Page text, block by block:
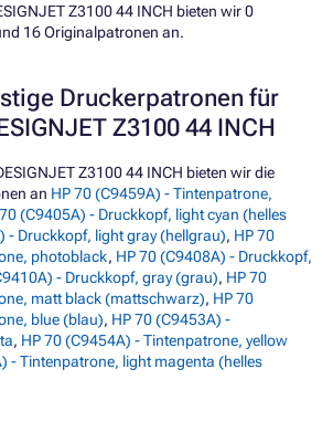
Z3100 44 INCH bieten wir 0
16 Originalpatronen an.
Druckerpatronen für
Z3100 44 INCH
Z3100 44 INCH bieten wir die
an HP 70 (C9459A) - Tintenpatrone,
(C9405A) - Druckkopf, light cyan (helles
- Druckkopf, light gray (hellgrau), HP 70
photoblack, HP 70 (C9408A) - Druckkopf,
- Druckkopf, gray (grau), HP 70
matt black (mattschwarz), HP 70
blue (blau), HP 70 (C9453A) -
, HP 70 (C9454A) - Tintenpatrone, yellow
- Tintenpatrone, light magenta (helles